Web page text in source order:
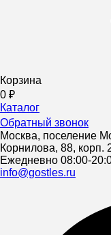
Корзина
0 ₽
Каталог
Обратный звонок
Москва, поселение
Корнилова, 88, корп.
Ежедневно 08:00-
info@gostles.ru